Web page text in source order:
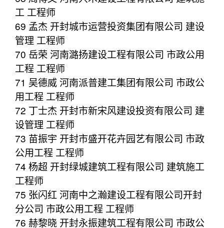
工 工程师
69 孟杰 开封城市运营投资集团有限公司 建设
管理 工程师
70 岳荣 河南潞扬建设工程有限公司 市政公用
工程 工程师
71 吴德威 河南派普建工集团有限公司 市政公
用工程 工程师
72 丁士杰 开封市新宋风建设投资有限公司 建
设管理 工程师
73 苗振宇 开封市盛开花卉园艺有限公司 市政
公用工程 工程师
74 杨超 开封绿城建筑工程有限公司 建筑施工
工程师
75 张闪红 河南中之瀚建设工程有限公司开封
分公司 市政公用工程 工程师
76 赫黎晓 开封永振建筑工程有限公司 市政公